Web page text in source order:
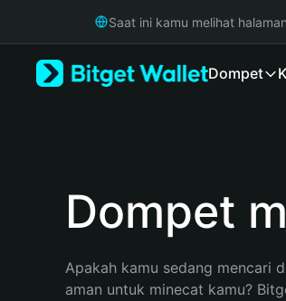
Русский
Bahasa Indonesia
Saat ini kamu melihat
Dompet
Dompet
Apakah kamu sedang mencari
aman untuk minecat kamu?